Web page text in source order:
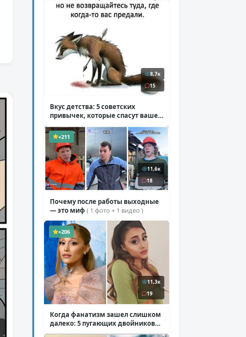
8,7к
15
Вкус детства: 5 советских
привычек, которые спасут ваше
+211
11,6к
18
Почему после работы выходные
— это миф ( 1 фото + 1 видео )
+206
11,3к
19
Когда фанатизм зашел слишком
далеко: 5 пугающих двойников
звезд( 10 фото )